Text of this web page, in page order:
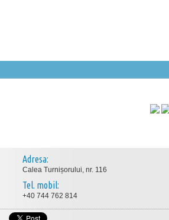
Adresa:
Calea Turnișorului, nr. 116
Tel. mobil:
+40 744 762 814